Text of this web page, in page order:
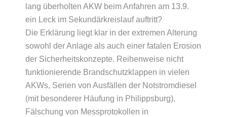
lang überholten AKW beim Anfahren am 13.9.
ein Leck im Sekundärkreislauf auftritt?
Die Erklärung liegt klar in der extremen Alterung
sowohl der Anlage als auch einer fatalen Erosion
der Sicherheitskonzepte. Reihenweise nicht
funktionierende Brandschutzklappen in vielen
AKWs, Serien von Ausfällen der Notstromdiesel
(mit besonderer Häufung in Philippsburg),
Fälschung von Messprotokollen in